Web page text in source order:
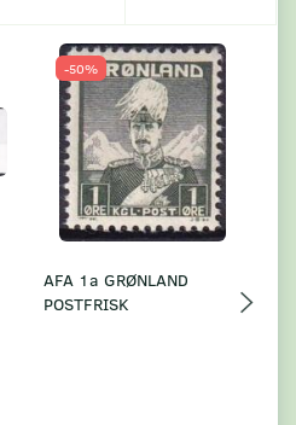
-50%
AFA 1a GRØNLAND
POSTFRISK